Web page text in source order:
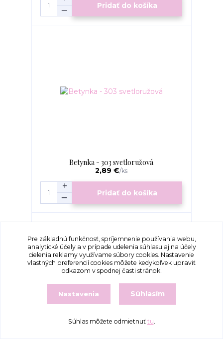
Pridať do košíka
Betynka - 303 svetloružová
2,89 €/ks
Pridať do košíka
Pre základnú funkčnosť, spríjemnenie používania webu,
analytické účely a v prípade udelenia súhlasu aj na účely
cielenia reklamy využívame súbory cookies. Nastavenie
vlastných preferencií cookies môžete kedykoľvek upraviť
odkazom v spodnej časti stránok.
Nastavenia Súhlasím
Súhlas môžete odmietnuť tu